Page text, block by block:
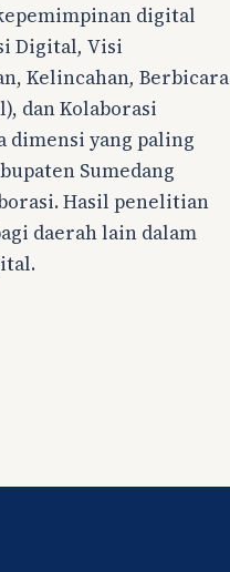
digital
Digital, Visi
Kelincahan, Berbicara
dan Kolaborasi
dimensi yang paling
Sumedang
Hasil penelitian
daerah lain dalam